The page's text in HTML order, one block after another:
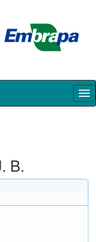
B.